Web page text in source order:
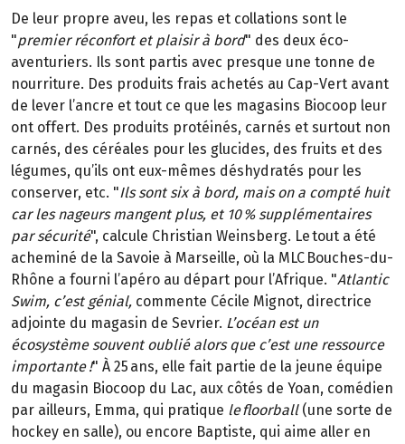
De leur propre aveu, les repas et collations sont le
"premier réconfort et plaisir à bord" des deux éco-
aventuriers. Ils sont partis avec presque une tonne de
nourriture. Des produits frais achetés au Cap-Vert avant
de lever l’ancre et tout ce que les magasins Biocoop leur
ont offert. Des produits protéinés, carnés et surtout non
carnés, des céréales pour les glucides, des fruits et des
légumes, qu’ils ont eux-mêmes déshydratés pour les
conserver, etc. "Ils sont six à bord, mais on a compté huit
car les nageurs mangent plus, et 10 % supplémentaires
par sécurité", calcule Christian Weinsberg. Le tout a été
acheminé de la Savoie à Marseille, où la MLC Bouches-du-
Rhône a fourni l’apéro au départ pour l’Afrique. "Atlantic
Swim, c’est génial, commente Cécile Mignot, directrice
adjointe du magasin de Sevrier. L’océan est un
écosystème souvent oublié alors que c’est une ressource
importante !" À 25 ans, elle fait partie de la jeune équipe
du magasin Biocoop du Lac, aux côtés de Yoan, comédien
par ailleurs, Emma, qui pratique le floorball (une sorte de
hockey en salle), ou encore Baptiste, qui aime aller en